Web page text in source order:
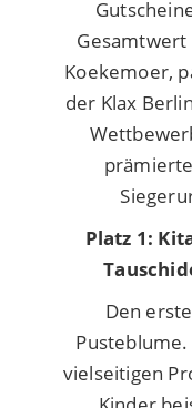
Gesamtwert
Koekemoer,
der Klax
Platz 1:
Den
vielseitigen